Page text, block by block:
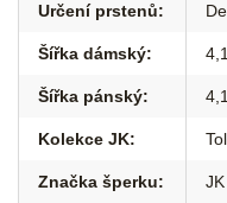
Určení prstenů:
Šířka dámský:
Šířka pánský:
Kolekce JK:
Značka šperku: JK